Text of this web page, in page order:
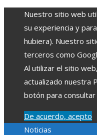
Nuestro sitio web
su experiencia y
hubiera). Nuestro
terceros como
Al utilizar el sitio
actualizado nuestra
botón para
De acuerdo, acepto
Noticias